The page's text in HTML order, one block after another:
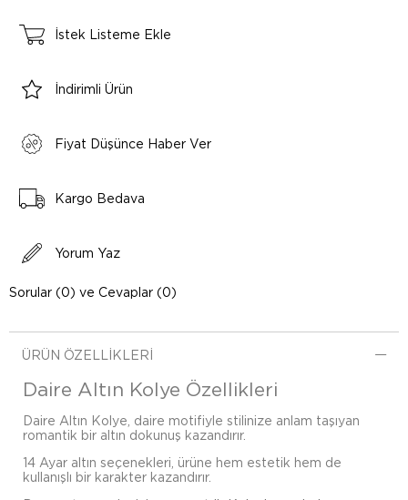
İstek Listeme Ekle
İndirimli Ürün
Fiyat Düşünce Haber Ver
Kargo Bedava
Yorum Yaz
Sorular (0) ve Cevaplar (0)
ÜRÜN ÖZELLIKLERI
Daire Altın Kolye Özellikleri
Daire Altın Kolye, daire motifiyle stilinize anlam taşıyan
romantik bir altın dokunuş kazandırır.
14 Ayar altın seçenekleri, ürüne hem estetik hem de
kullanışlı bir karakter kazandırır.